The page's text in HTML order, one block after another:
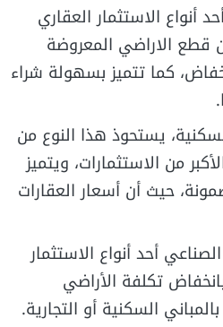
أنواع الاستثمار العقاري
قطع الاراضي المعروضة
كما تتميز بسهولة شراء
يستحوذ هذا النوع من
من الاستثمارات، ويتميز
حيث أن أسعار العقارات
أحد أنواع الاستثمار
تكلفة الأراضي
السكنية أو التجارية.